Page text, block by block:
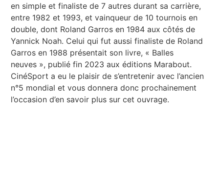
en simple et finaliste de 7 autres durant sa carrière,
entre 1982 et 1993, et vainqueur de 10 tournois en
double, dont Roland Garros en 1984 aux côtés de
Yannick Noah. Celui qui fut aussi finaliste de Roland
Garros en 1988 présentait son livre, « Balles
neuves », publié fin 2023 aux éditions Marabout.
CinéSport a eu le plaisir de s’entretenir avec l’ancien
n°5 mondial et vous donnera donc prochainement
l’occasion d’en savoir plus sur cet ouvrage.